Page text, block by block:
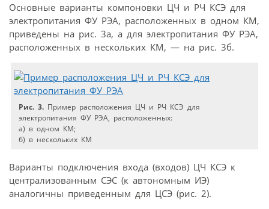
Основные варианты компоновки ЦЧ и РЧ КСЭ для
электропитания ФУ РЭА, расположенных в одном КМ,
приведены на рис. 3а, а для электропитания ФУ РЭА,
расположенных в нескольких КМ, — на рис. 3б.
Рис. 3. Пример расположения ЦЧ и РЧ КСЭ для
электропитания ФУ РЭА, расположенных:
а) в одном КМ;
б) в нескольких КМ
Варианты подключения входа (входов) ЦЧ КСЭ к
централизованным СЭС (к автономным ИЭ)
аналогичны приведенным для ЦСЭ (рис. 2).